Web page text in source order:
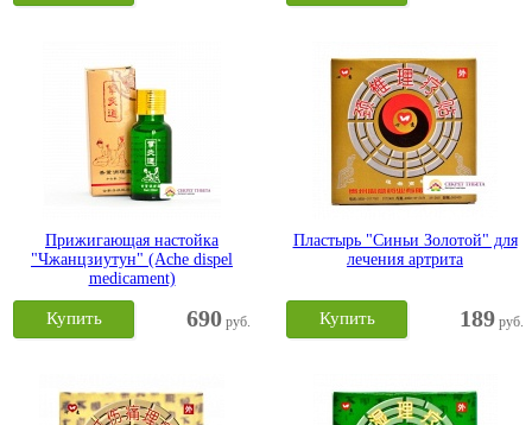
Прижигающая настойка
"Чжанцзиутун" (Ache dispel
medicament)
690 руб.
Купить
Пластырь "Синьи Золотой" для
лечения артрита
189 руб.
Купить